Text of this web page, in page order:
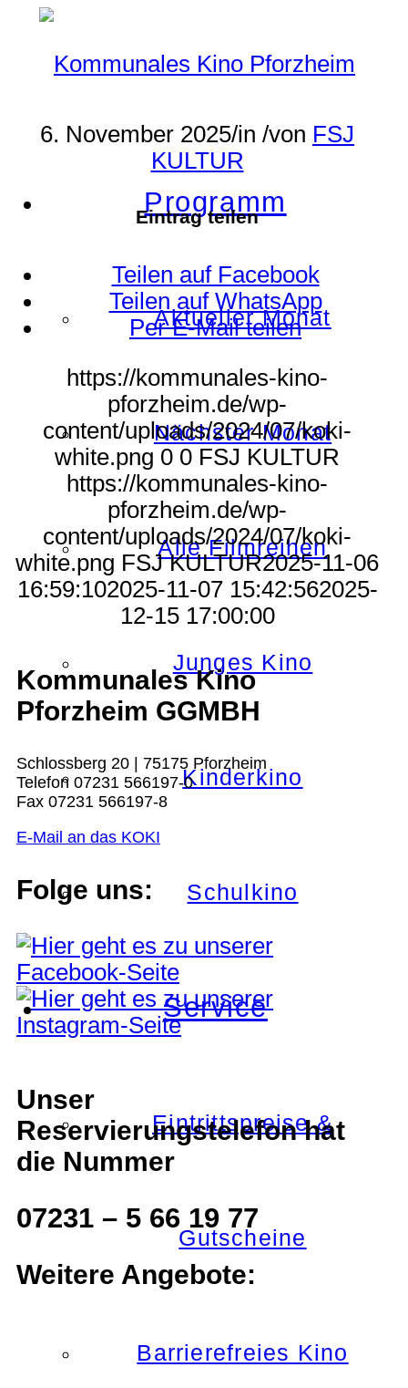
Programm
Aktueller Monat
Nächster Monat
Alle Filmreihen
Junges Kino
Kinderkino
Schulkino
Service
Eintrittspreise &
Gutscheine
Barrierefreies Kino
6. November 2025/in /von FSJ
KULTUR
Eintrag teilen
Teilen auf Facebook
Teilen auf WhatsApp
Per E-Mail teilen
https://kommunales-kino-
pforzheim.de/wp-
content/uploads/2024/07/koki-
white.png 0 0 FSJ KULTUR
https://kommunales-kino-
pforzheim.de/wp-
content/uploads/2024/07/koki-
white.png FSJ KULTUR2025-11-06
16:59:102025-11-07 15:42:562025-
12-15 17:00:00
Kommunales Kino
Pforzheim GGMBH
Schlossberg 20 | 75175 Pforzheim
Telefon 07231 566197-0
Fax 07231 566197-8
E-Mail an das KOKI
Folge uns:
Unser
Reservierungstelefon hat
die Nummer
07231 – 5 66 19 77
Weitere Angebote: